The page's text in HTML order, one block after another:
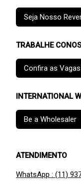
Seja Nosso
TRABALHE
Confira as Vagas
INTERNATIONAL
Be a Wholesaler
ATENDIMENTO
WhatsApp : (11)